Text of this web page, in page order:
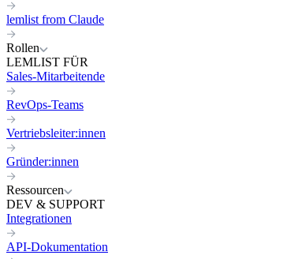
lemlist from Claude
Rollen
LEMLIST FÜR
Sales-Mitarbeitende
RevOps-Teams
Vertriebsleiter:innen
Gründer:innen
Ressourcen
DEV & SUPPORT
Integrationen
API-Dokumentation